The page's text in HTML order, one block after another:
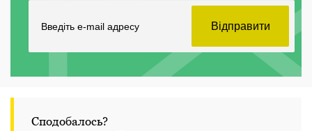
Сподобалось?